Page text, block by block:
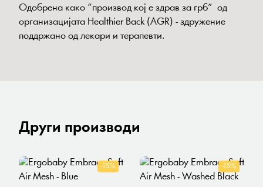
Oдобрена како “производ кој е здрав за грб” од
организацијата Healthier Back (AGR) - здружение
поддржано од лекари и терапевти.
Други производи
-15% -15%